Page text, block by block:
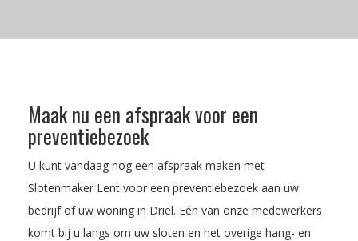
Maak nu een afspraak voor een
preventiebezoek
U kunt vandaag nog een afspraak maken met
Slotenmaker Lent voor een preventiebezoek aan uw
bedrijf of uw woning in Driel. Eén van onze medewerkers
komt bij u langs om uw sloten en het overige hang- en